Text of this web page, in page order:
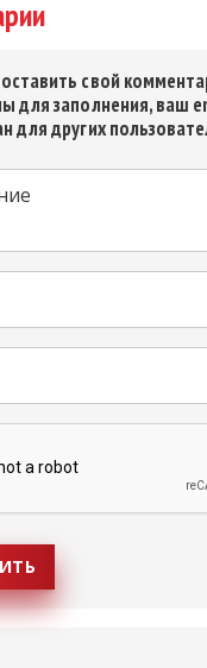
свой
для заполнения, ваш
для других